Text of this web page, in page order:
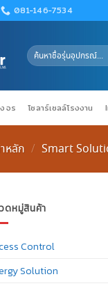
081-146-7534
ค้นหา:
จร โซลาร์เซลล์โรงงาน
หลัก / Smart
ดหมู่สินค้า
Control
Solution